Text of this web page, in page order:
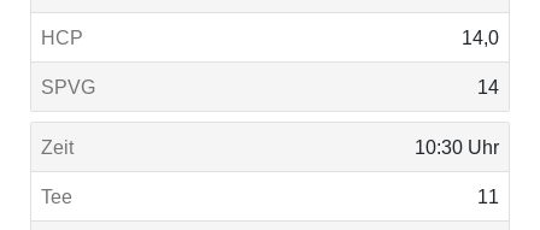
14,0
14
10:30 Uhr
11